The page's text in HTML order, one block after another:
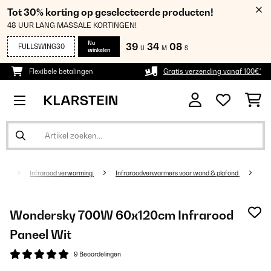
Tot 30% korting op geselecteerde producten!
48 UUR LANG MASSALE KORTINGEN!
FULLSWING30
Nu
winkelen
39 U 34 M 07 S
Flexibele betalingen Gratis verzending vanaf 100€*
Infrarood verwarming Infraroodverwarmers voor wand & plafond
Wondersky 700W 60x120cm Infrarood
Paneel Wit
9 Beoordelingen